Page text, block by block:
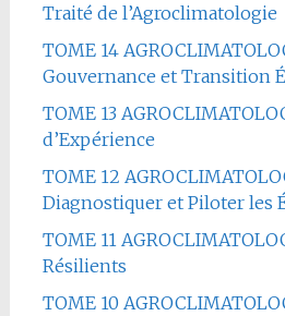
Traité de l’Agroclimatologie
TOME 14
Gouvernance et Transition
TOME 13
d’Expérience
TOME 12
Diagnostiquer et Piloter les
TOME 11
Résilients
TOME 10